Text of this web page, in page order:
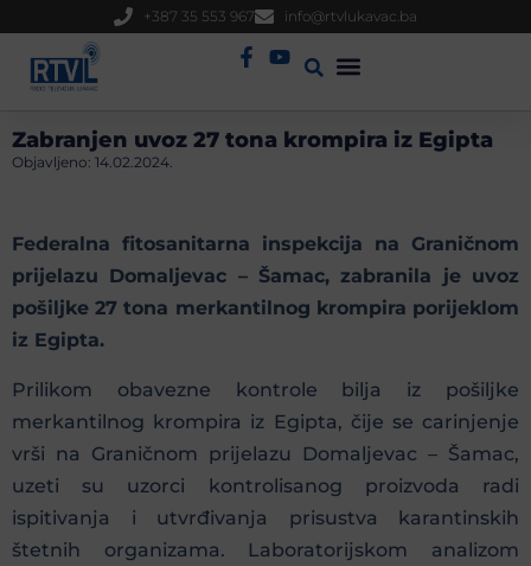
+387 35 553 967 info@rtvlukavac.ba
Zabranjen uvoz 27 tona krompira iz Egipta
Objavljeno: 14.02.2024.
Federalna fitosanitarna inspekcija na Graničnom
prijelazu Domaljevac – Šamac, zabranila je uvoz
pošiljke 27 tona merkantilnog krompira porijeklom
iz Egipta.
Prilikom obavezne kontrole bilja iz pošiljke
merkantilnog krompira iz Egipta, čije se carinjenje
vrši na Graničnom prijelazu Domaljevac – Šamac,
uzeti su uzorci kontrolisanog proizvoda radi
ispitivanja i utvrđivanja prisustva karantinskih
štetnih organizama. Laboratorijskom analizom